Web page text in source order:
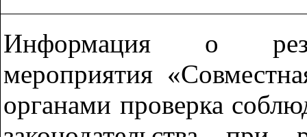
Информация о
мероприятия
органами проверка